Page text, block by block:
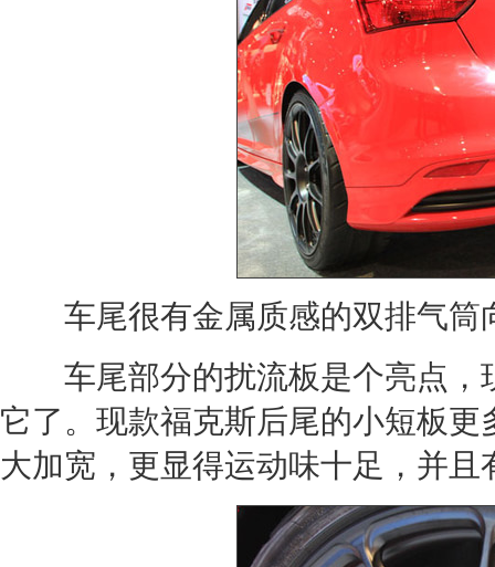
车尾很有金属质感的双排气筒
车尾部分的扰流板是个亮点，
它了。现款福克斯后尾的小短板更
大加宽，更显得运动味十足，并